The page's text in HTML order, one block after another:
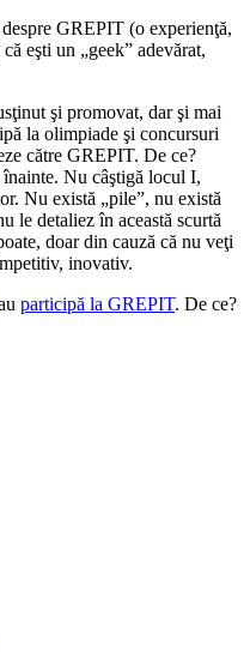
GREPIT (o experienţă,
eşti un „geek” adevărat,
şi promovat, dar şi mai
la olimpiade şi concursuri
către GREPIT. De ce?
Nu câştigă locul I,
Nu există „pile”, nu există
le detaliez în această scurtă
doar din cauză că nu veţi
inovativ.
participă la GREPIT. De ce?